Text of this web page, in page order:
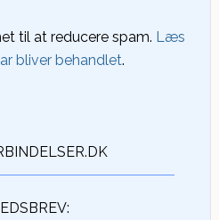
til at reducere spam. Læs
bliver behandlet.